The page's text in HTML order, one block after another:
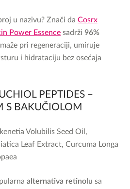
u nazivu? Znači da Cosrx
Power Essence sadrži 96%
pri regeneraciji, umiruje
i hidrataciju bez osećaja
PEPTIDES –
S BAKUČIOLOM
Volubilis Seed Oil,
Leaf Extract, Curcuma Longa
alternativa retinolu sa